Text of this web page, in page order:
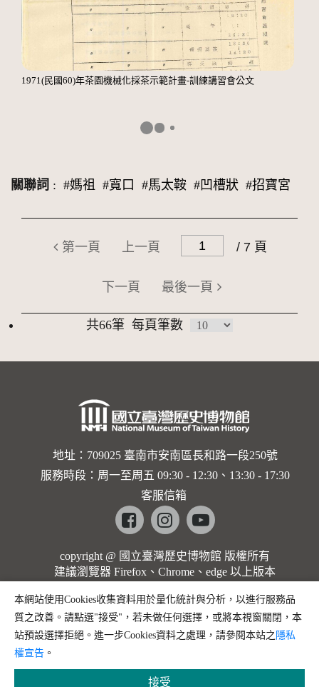
1971(民國60)年茶園機械化採茶示範計畫-訓練講習會公文
關聯詞 : #媽祖 #寬口 #馬太鞍 #凹槽狀 #招寶宮
第一頁 上一頁 / 7 頁
下一頁 最後一頁
共66筆 每頁筆數
地址：709025 臺南市安南區長和路一段250號
服務時段：周一至周五 09:30 - 12:30、13:30 - 17:30
客服信箱
Facebookinstagramyoutube
copyright @ 國立臺灣歷史博物館 版權所有
建議瀏覽器 Firefox、Chrome、edge 以上版本
本網站使用Cookies收集資料用於量化統計與分析，以進行服務品
質之改善。請點選"接受"，若未做任何選擇，或將本視窗關閉，本
站預設選擇拒絕。進一步Cookies資料之處理，請參閱本站之 隱私
權宣告 。
接受